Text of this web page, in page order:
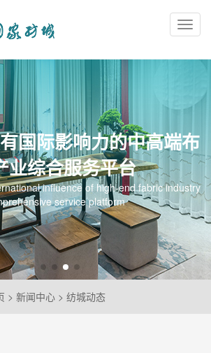
国际影响力的中高端布
业综合服务平台
influence of high-end fabric industry
service platform
> 新闻中心 > 纺城动态